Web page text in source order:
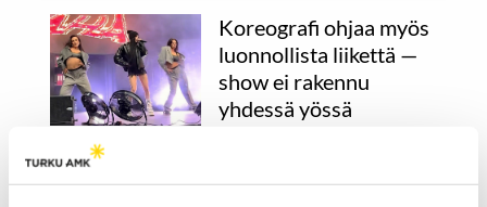
Koreografi ohjaa myös
luonnollista liikettä —
show ei rakennu
yhdessä yössä
Artistin luonnollinen liike